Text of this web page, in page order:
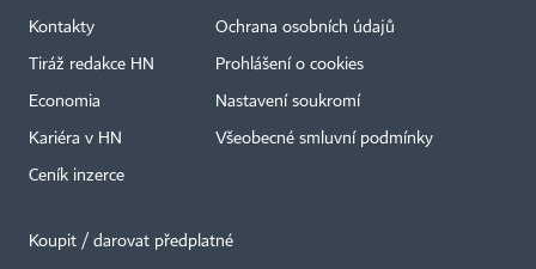
Kontakty
Tiráž redakce HN
Economia
Kariéra v HN
Ceník inzerce
Ochrana osobních údajů
Prohlášení o cookies
Nastavení soukromí
Všeobecné smluvní podmínky
Koupit / darovat předplatné